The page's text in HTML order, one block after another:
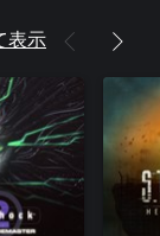
表示